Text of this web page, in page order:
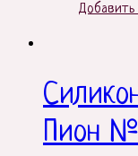
Добавить
Пион №